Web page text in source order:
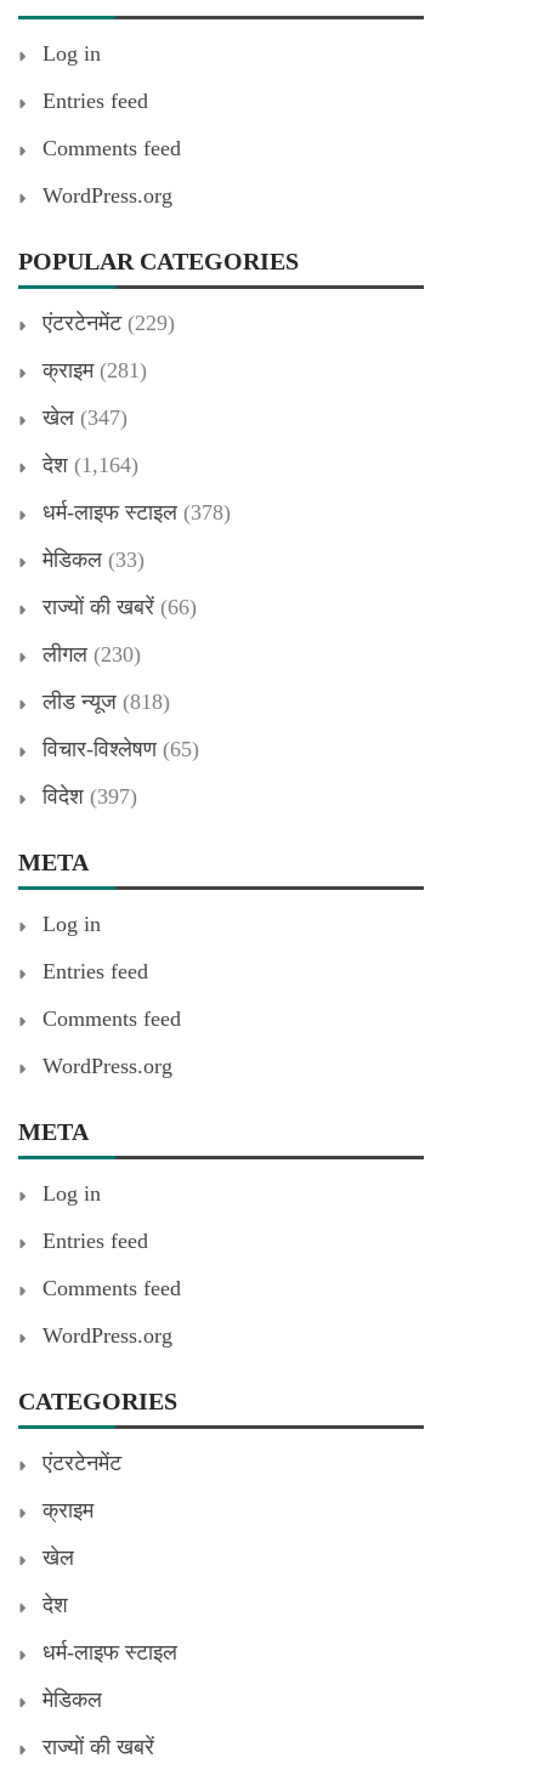
Log in
Entries feed
Comments feed
WordPress.org
POPULAR CATEGORIES
एंटरटेनमेंट(229)
क्राइम(281)
खेल (347)
देश (1,164)
धर्म-लाइफ स्टाइल (378)
मेडिकल (33)
राज्यों की खबरें (66)
लीगल (230)
लीड न्यूज (818)
विचार-विश्लेषण(65)
विदेश (397)
META
Log in
Entries feed
Comments feed
WordPress.org
META
Log in
Entries feed
Comments feed
WordPress.org
CATEGORIES
एंटरटेनमेंट
क्राइम
खेल
देश
धर्म-लाइफ स्टाइल
मेडिकल
राज्यों की खबरें